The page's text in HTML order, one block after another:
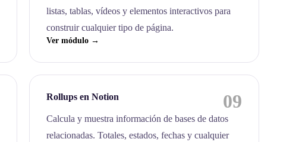
listas, tablas, vídeos y elementos interactivos para
construir cualquier tipo de página.
Ver módulo →
Rollups en Notion 09
Calcula y muestra información de bases de datos
relacionadas. Totales, estados, fechas y cualquier